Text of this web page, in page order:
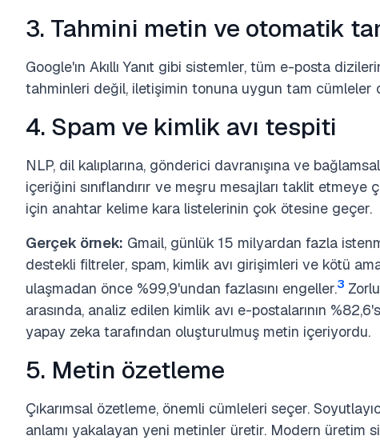
3. Tahmini metin ve otomatik
Google'ın Akıllı Yanıt gibi sistemler, tüm e-posta
tahminleri değil, iletişimin tonuna uygun tam cümleler
4. Spam ve kimlik avı tespiti
NLP, dil kalıplarına, gönderici davranışına ve
içeriğini sınıflandırır ve meşru mesajları taklit
için anahtar kelime kara listelerinin çok ötesine geçer.
Gerçek örnek: Gmail, günlük 15 milyardan fazla
destekli filtreler, spam, kimlik avı girişimleri ve kötü
ulaşmadan önce %99,9'undan fazlasını engeller.3
arasında, analiz edilen kimlik avı e-postalarının
yapay zeka tarafından oluşturulmuş metin içeriyordu.
5. Metin özetleme
Çıkarımsal özetleme, önemli cümleleri seçer.
anlamı yakalayan yeni metinler üretir. Modern üretim